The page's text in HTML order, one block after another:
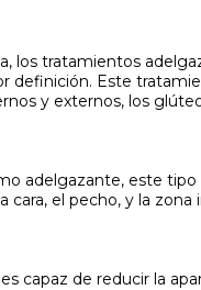
los tratamientos
definición. Este
y externos, los
adelgazante, este
cara, el pecho, y la
capaz de reducir la